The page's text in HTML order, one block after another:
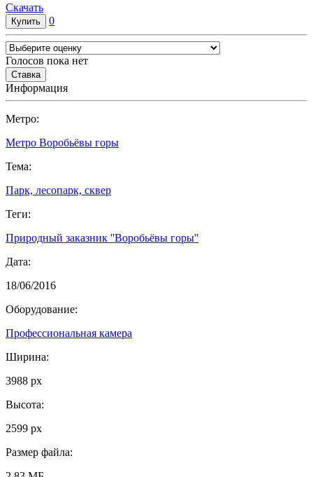
Cкачать
0
Голосов пока нет
Информация
Метро:
Метро Воробьёвы горы
Тема:
Парк, лесопарк, сквер
Теги:
Природный заказник ''Воробьёвы горы''
Дата:
18/06/2016
Оборудование:
Профессиональная камера
Ширина:
3988 px
Высота:
2599 px
Размер файла: